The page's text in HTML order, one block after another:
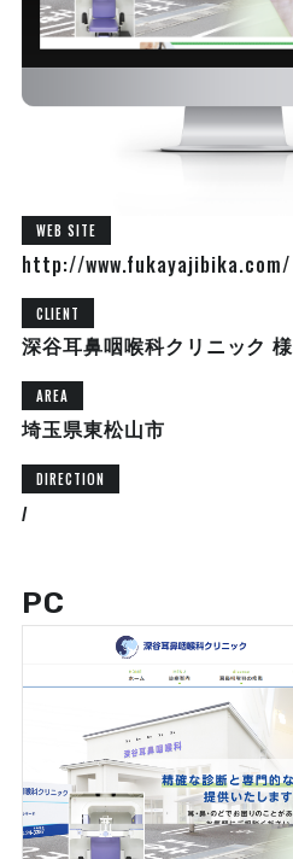
WEB SITE
http://www.fukayajibika.com/
CLIENT
深谷耳鼻咽喉科クリニック 様
AREA
埼玉県東松山市
DIRECTION
/
PC